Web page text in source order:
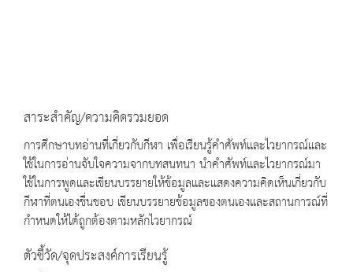
สาระสำคัญ/ความคิดรวมยอด
การศึกษาบทอ่านที่เกี่ยวกับกีฬา เพื่อเรียนรู้คำศัพท์และไวยากรณ์และ
ใช้ในการอ่านจับใจความจากบทสนทนา นำคำศัพท์และไวยากรณ์มา
ใช้ในการพูดและเขียนบรรยายให้ข้อมูลและแสดงความคิดเห็นเกี่ยวกับ
กีฬาที่ตนเองชื่นชอบ เขียนบรรยายข้อมูลของตนเองและสถานการณ์ที่
กำหนดให้ได้ถูกต้องตามหลักไวยากรณ์
ตัวชี้วัด/จุดประสงค์การเรียนรู้